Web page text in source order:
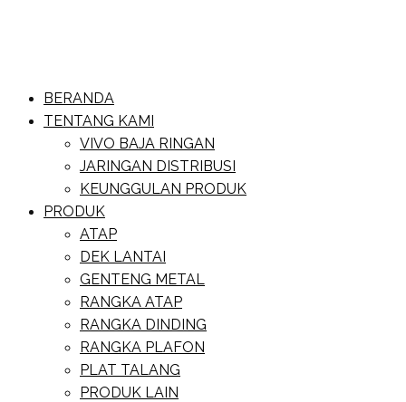
Baja Ringan Vivo
Website Baja Ringan Vivo
BERANDA
TENTANG KAMI
VIVO BAJA RINGAN
JARINGAN DISTRIBUSI
KEUNGGULAN PRODUK
PRODUK
ATAP
DEK LANTAI
GENTENG METAL
RANGKA ATAP
RANGKA DINDING
RANGKA PLAFON
PLAT TALANG
PRODUK LAIN